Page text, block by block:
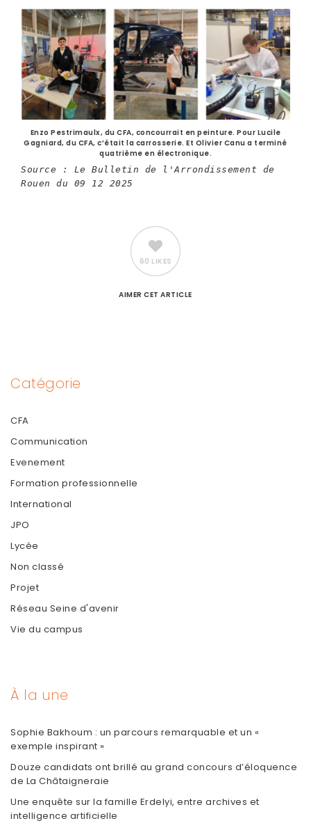
Enzo Pestrimaulx, du CFA, concourrait en peinture. Pour Lucile
Gagniard, du CFA, c’était la carrosserie. Et Olivier Canu a terminé
quatrième en électronique.
Source : Le Bulletin de l'Arrondissement de
Rouen du 09 12 2025
60 LIKES
AIMER CET ARTICLE
Catégorie
CFA
Communication
Evenement
Formation professionnelle
International
JPO
Lycée
Non classé
Projet
Réseau Seine d'avenir
Vie du campus
À la une
Sophie Bakhoum : un parcours remarquable et un «
exemple inspirant »
Douze candidats ont brillé au grand concours d’éloquence
de La Châtaigneraie
Une enquête sur la famille Erdelyi, entre archives et
intelligence artificielle